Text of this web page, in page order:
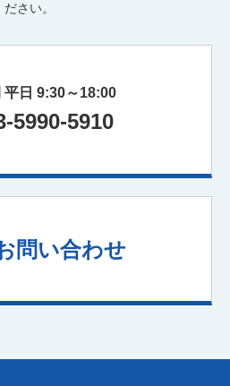
ださい。
平日 9:30～18:00
5990-5910
問い合わせ